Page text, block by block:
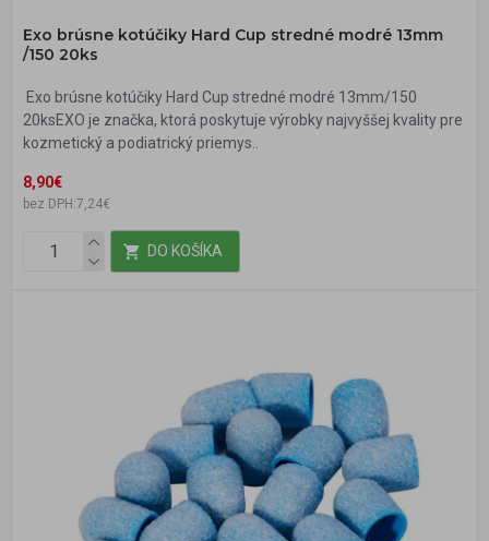
Exo brúsne kotúčiky Hard Cup stredné modré 13mm
/150 20ks
Exo brúsne kotúčiky Hard Cup stredné modré 13mm/150
20ksEXO je značka, ktorá poskytuje výrobky najvyššej kvality pre
kozmetický a podiatrický priemys..
8,90€
bez DPH:7,24€
DO KOŠÍKA